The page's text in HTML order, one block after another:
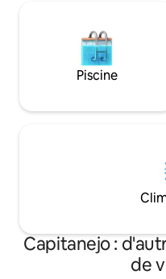
Piscine
Capitanejo :
de